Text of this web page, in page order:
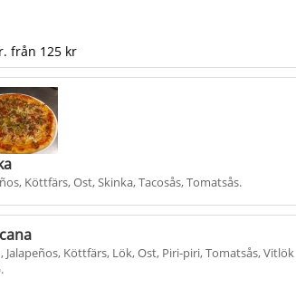
från 125 kr
Köttfärs, Ost, Skinka, Tacosås, Tomatsås.
från125 kr
Jalapeños, Köttfärs, Lök, Ost, Piri-piri, Tomatsås, Vitlök
.